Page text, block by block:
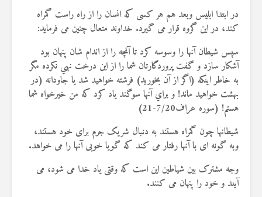
در ابتدا ابلیس وبعد هم هر کسی که انسان را از راه راست گمراه
کند، در این گروه قرار می گیرد. خداوند متعال چنین می فرماید:
سپس شيطان آنها را وسوسه كرد تا آنچه را از اندام شان پنهان بود
آشكار سازد و گفت پروردگارتان شما را از اين درخت نهي نكرده مگر
به خاطر اينكه (اگر از آن بخوريد) فرشته خواهيد شد يا جاودانه (در
بهشت خواهيد ماند! و براي آنها سوگند ياد كرد كه من خيرخواه شما
هستم! (سوره عراف7/20-21)
شیطانها چون گمراه هستند به دنبال شریک جرم برای خود هستند،
وبه گونه ای با آنها رفتار می کند که گویا خوبی آنها را می خواهد.
وجه مشترک بین شیاطین این است که وقتی یاد خدا می شود، می
آیند و خود را پنهان می کنند.